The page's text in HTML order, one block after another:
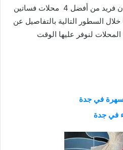
وكتابة هذا التقرير لاختيار فستان فريد من أفضل 4 محلات فساتين
السطور التالية بالتفاصيل عن
لنوفر عليها الوقت
في جدة